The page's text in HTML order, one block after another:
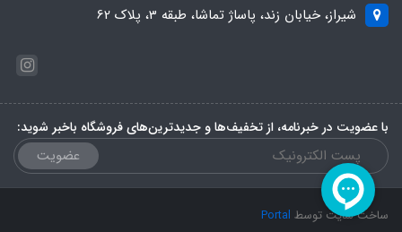
شیراز، خیابان زند، پاساژ تماشا، طبقه 3، پلاک 62
با عضویت در خبرنامه، از تخفیف‌ها و جدیدترین‌های فروشگاه باخبر شوید:
عضویت
ساخت سایت توسط Portal